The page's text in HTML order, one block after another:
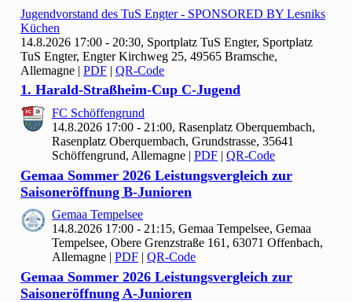
Jugendvorstand des TuS Engter - SPONSORED BY Lesniks
Küchen
14.8.2026 17:00 - 20:30, Sportplatz TuS Engter, Sportplatz
TuS Engter, Engter Kirchweg 25, 49565 Bramsche,
Allemagne | PDF | QR-Code
1. Harald-Straßheim-Cup C-Jugend
FC Schöffengrund
14.8.2026 17:00 - 21:00, Rasenplatz Oberquembach,
Rasenplatz Oberquembach, Grundstrasse, 35641
Schöffengrund, Allemagne | PDF | QR-Code
Gemaa Sommer 2026 Leistungsvergleich zur
Saisoneröffnung B-Junioren
Gemaa Tempelsee
14.8.2026 17:00 - 21:15, Gemaa Tempelsee, Gemaa
Tempelsee, Obere Grenzstraße 161, 63071 Offenbach,
Allemagne | PDF | QR-Code
Gemaa Sommer 2026 Leistungsvergleich zur
Saisoneröffnung A-Junioren